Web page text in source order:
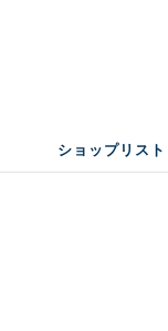
ショップリスト